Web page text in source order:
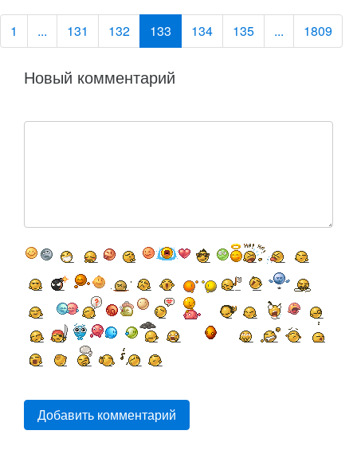
1 ... 131 132 133 134 135 ... 1809
Новый комментарий
Добавить комментарий